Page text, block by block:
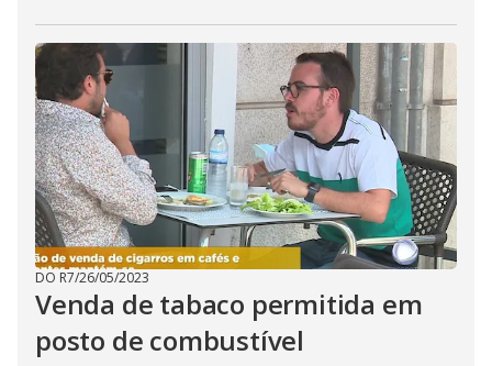
DO R7/26/05/2023
Venda de tabaco permitida em
posto de combustível